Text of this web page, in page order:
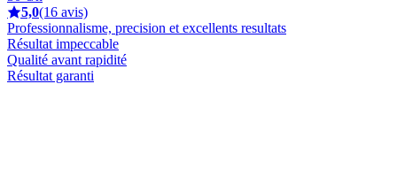
5,0(16 avis)
Professionnalisme, precision et excellents resultats
Résultat impeccable
Qualité avant rapidité
Résultat garanti